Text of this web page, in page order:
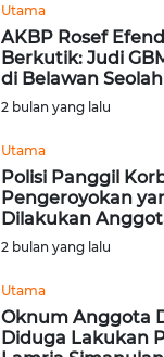
Utama
AKBP Rosef
Berkutik: Judi
di Belawan
2 bulan yang lalu
Utama
Polisi Panggil
Pengeroyokan
Dilakukan
2 bulan yang lalu
Utama
Oknum Anggota
Diduga Lakukan